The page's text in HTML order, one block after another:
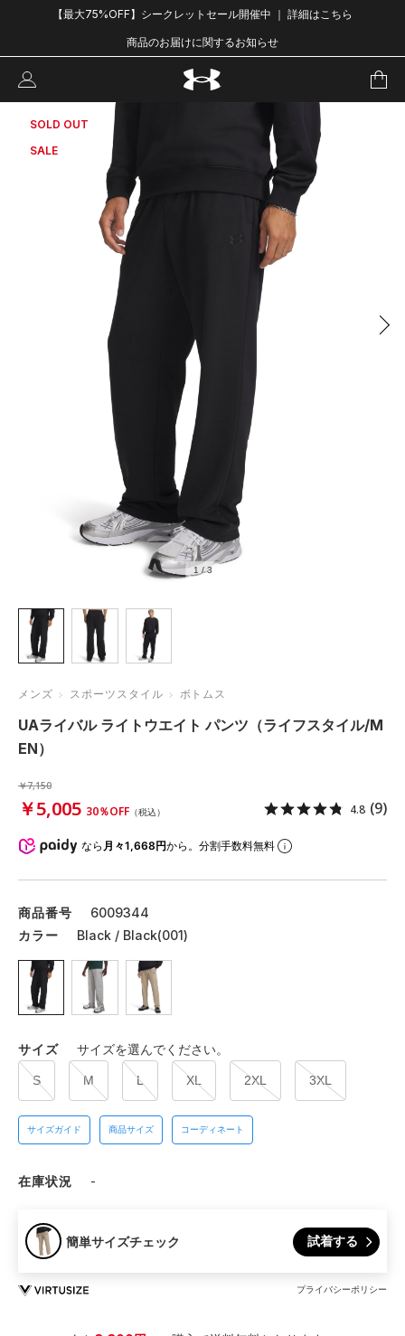
【最大75%OFF】シークレットセール開催中 ｜ 詳細はこちら
商品のお届けに関するお知らせ
SOLD OUT
SALE
1 /3
メンズ スポーツスタイル ボトムス
UAライバル ライトウエイト パンツ（ライフスタイル/M
EN）
￥7,150
￥5,005 30％OFF （税込） 4.8 (9)
なら 月々1,668円から。分割手数料無料
商品番号
6009344
カラー
Black / Black(001)
サイズ サイズを選んでください。
S M L XL 2XL 3XL
サイズガイド 商品サイズ コーディネート
在庫状況 -
簡単サイズチェック 試着する
プライバシーポリシー